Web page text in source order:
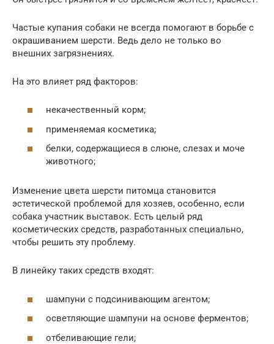
Частые купания собаки не всегда помогают в борьбе с
окрашиванием шерсти. Ведь дело не только во
внешних загрязнениях.
На это влияет ряд факторов:
некачественный корм;
применяемая косметика;
белки, содержащиеся в слюне, слезах и моче
животного;
Изменение цвета шерсти питомца становится
эстетической проблемой для хозяев, особенно, если
собака участник выставок. Есть целый ряд
косметических средств, разработанных специально,
чтобы решить эту проблему.
В линейку таких средств входят:
шампуни с подсинивающим агентом;
осветляющие шампуни на основе ферментов;
отбеливающие гели;